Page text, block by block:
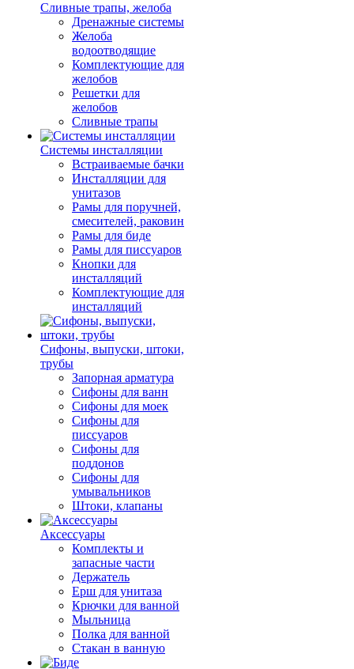
Сливные трапы, желоба
Дренажные системы
Желоба
водоотводящие
Комплектующие для
желобов
Решетки для
желобов
Сливные трапы
Системы инсталляции
Встраиваемые бачки
Инсталляции для
унитазов
Рамы для поручней,
смесителей, раковин
Рамы для биде
Рамы для писсуаров
Кнопки для
инсталляций
Комплектующие для
инсталляций
Сифоны, выпуски, штоки,
трубы
Запорная арматура
Сифоны для ванн
Сифоны для моек
Сифоны для
писсуаров
Сифоны для
поддонов
Сифоны для
умывальников
Штоки, клапаны
Аксессуары
Комплекты и
запасные части
Держатель
Ерш для унитаза
Крючки для ванной
Мыльница
Полка для ванной
Стакан в ванную